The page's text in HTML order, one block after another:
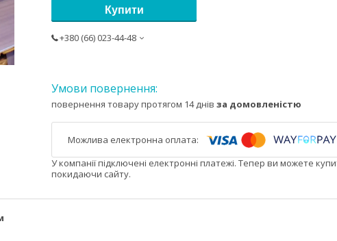
Купити
+380 (66) 023-44-48
повернення товару протягом 14 днів за домовленістю
У компанії підключені електронні платежі. Тепер ви можете
покидаючи сайту.